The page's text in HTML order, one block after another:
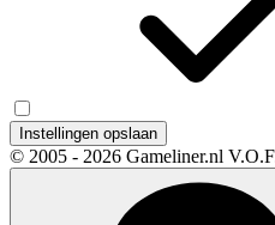
Instellingen opslaan
© 2005 - 2026 Gameliner.nl